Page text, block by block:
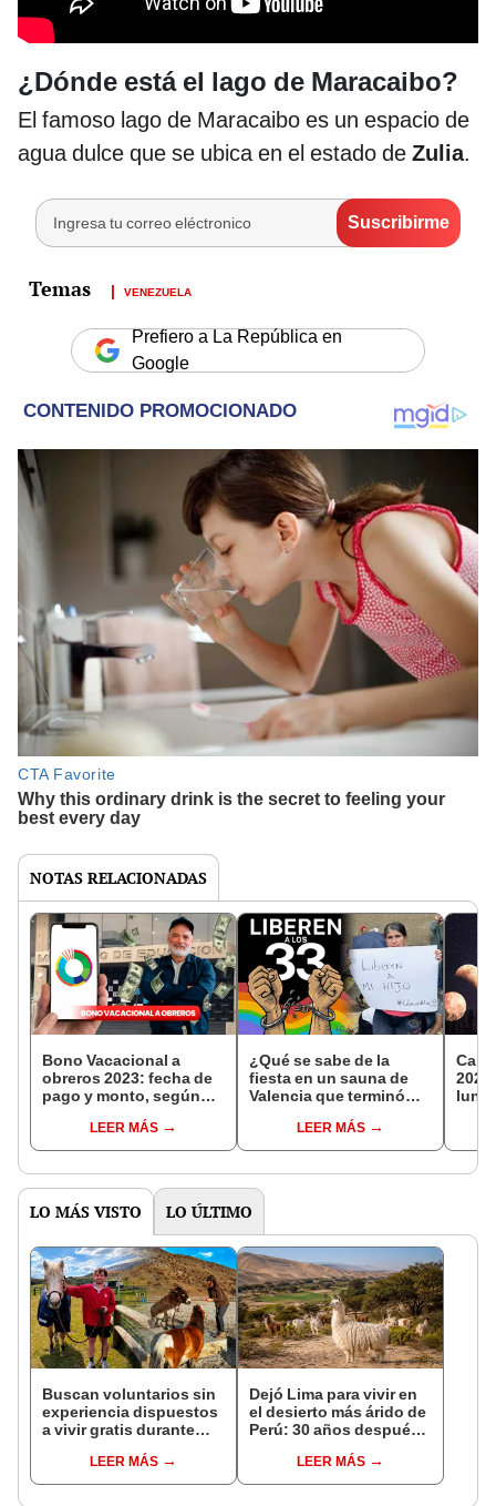
¿Dónde está el lago de Maracaibo?
El famoso lago de Maracaibo es un espacio de
agua dulce que se ubica en el estado de Zulia.
VENEZUELA
Prefiero a La República en
Google
NOTAS RELACIONADAS
Bono Vacacional a
obreros 2023: fecha de
pago y monto, según
LEER MÁS
¿Qué se sabe de la
fiesta en un sauna de
Valencia que terminó
LEER MÁS
luna
LO MÁS VISTO LO ÚLTIMO
Buscan voluntarios sin
experiencia dispuestos
a vivir gratis durante
cuidar caballos, burros
y otros animales
LEER MÁS
Dejó Lima para vivir en
el desierto más árido de
Perú: 30 años después,
creó un sorprendente
ecosistema
LEER MÁS